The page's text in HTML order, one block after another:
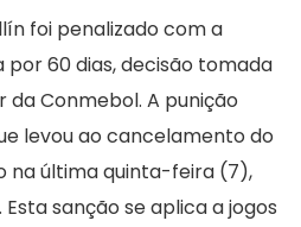
foi penalizado com a
por 60 dias, decisão tomada
da Conmebol. A punição
levou ao cancelamento do
na última quinta-feira (7),
sanção se aplica a jogos